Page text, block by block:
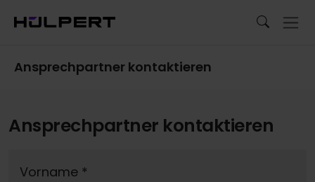
Ansprechpartner kontaktieren
Ansprechpartner kontaktieren
Vorname *